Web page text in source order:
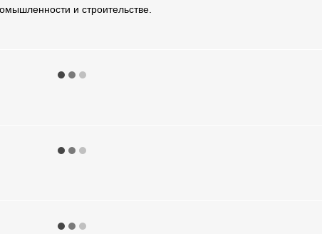
и строительстве.